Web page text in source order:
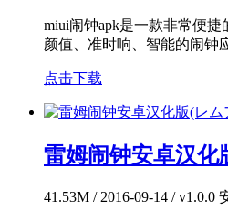
miui闹钟apk是一款非常便
颜值、准时响、智能的闹钟
点击下载
雷姆闹钟安卓汉
41.53M / 2016-09-14 / v1.0.0